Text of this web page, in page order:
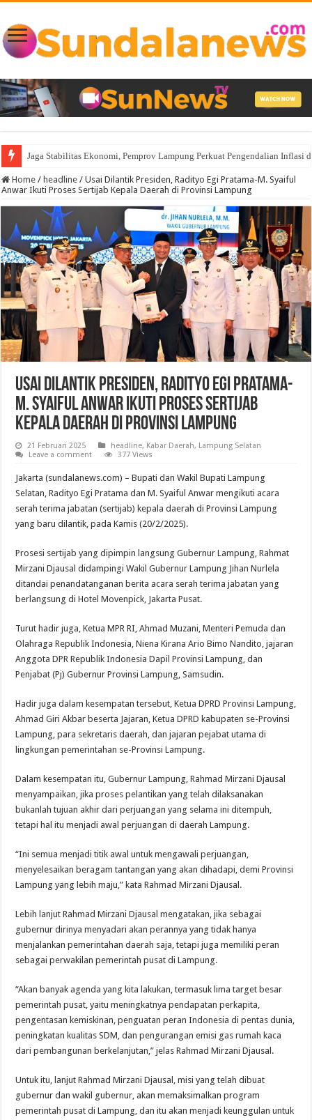
Jaga Stabilitas Ekonomi, Pemprov Lampung Perkuat Pengendalian Inflasi
Home / headline / Usai Dilantik Presiden, Radityo Egi Pratama-M. Syaiful
Anwar Ikuti Proses Sertijab Kepala Daerah di Provinsi Lampung
Usai Dilantik Presiden, Radityo Egi Pratama-
M. Syaiful Anwar Ikuti Proses Sertijab
Kepala Daerah di Provinsi Lampung
21 Februari 2025 headline, Kabar Daerah, Lampung Selatan
Leave a comment
377 Views
Jakarta (sundalanews.com) – Bupati dan Wakil Bupati Lampung
Selatan, Radityo Egi Pratama dan M. Syaiful Anwar mengikuti acara
serah terima jabatan (sertijab) kepala daerah di Provinsi Lampung
yang baru dilantik, pada Kamis (20/2/2025).
Prosesi sertijab yang dipimpin langsung Gubernur Lampung, Rahmat
Mirzani Djausal didampingi Wakil Gubernur Lampung Jihan Nurlela
ditandai penandatanganan berita acara serah terima jabatan yang
berlangsung di Hotel Movenpick, Jakarta Pusat.
Turut hadir juga, Ketua MPR RI, Ahmad Muzani, Menteri Pemuda dan
Olahraga Republik Indonesia, Niena Kirana Ario Bimo Nandito, jajaran
Anggota DPR Republik Indonesia Dapil Provinsi Lampung, dan
Penjabat (Pj) Gubernur Provinsi Lampung, Samsudin.
Hadir juga dalam kesempatan tersebut, Ketua DPRD Provinsi Lampung,
Ahmad Giri Akbar beserta Jajaran, Ketua DPRD kabupaten se-Provinsi
Lampung, para sekretaris daerah, dan jajaran pejabat utama di
lingkungan pemerintahan se-Provinsi Lampung.
Dalam kesempatan itu, Gubernur Lampung, Rahmad Mirzani Djausal
menyampaikan, jika proses pelantikan yang telah dilaksanakan
bukanlah tujuan akhir dari perjuangan yang selama ini ditempuh,
tetapi hal itu menjadi awal perjuangan di daerah Lampung.
“Ini semua menjadi titik awal untuk mengawali perjuangan,
menyelesaikan beragam tantangan yang akan dihadapi, demi Provinsi
Lampung yang lebih maju,” kata Rahmad Mirzani Djausal.
Lebih lanjut Rahmad Mirzani Djausal mengatakan, jika sebagai
gubernur dirinya menyadari akan perannya yang tidak hanya
menjalankan pemerintahan daerah saja, tetapi juga memiliki peran
sebagai perwakilan pemerintah pusat di Lampung.
“Akan banyak agenda yang kita lakukan, termasuk lima target besar
pemerintah pusat, yaitu meningkatnya pendapatan perkapita,
pengentasan kemiskinan, penguatan peran Indonesia di pentas dunia,
peningkatan kualitas SDM, dan pengurangan emisi gas rumah kaca
dari pembangunan berkelanjutan,” jelas Rahmad Mirzani Djausal.
Untuk itu, lanjut Rahmad Mirzani Djausal, misi yang telah dibuat
gubernur dan wakil gubernur, akan memaksimalkan program
pemerintah pusat di Lampung, dan itu akan menjadi keunggulan untuk